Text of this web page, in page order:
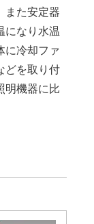
また安定器
になり水温
に冷却ファ
どを取り付
明機器に比